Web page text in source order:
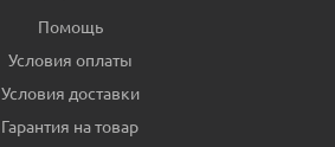
Помощь
Условия оплаты
Условия доставки
Гарантия на товар